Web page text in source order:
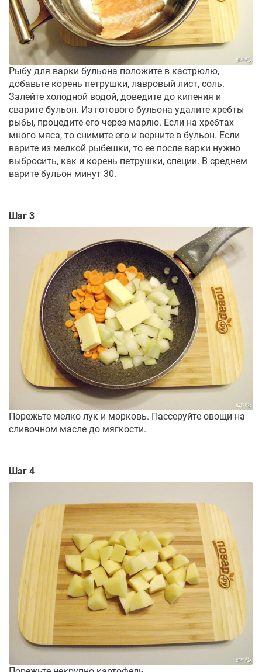
Рыбу для варки бульона положите в кастрюлю,
добавьте корень петрушки, лавровый лист, соль.
Залейте холодной водой, доведите до кипения и
сварите бульон. Из готового бульона удалите хребты
рыбы, процедите его через марлю. Если на хребтах
много мяса, то снимите его и верните в бульон. Если
варите из мелкой рыбешки, то ее после варки нужно
выбросить, как и корень петрушки, специи. В среднем
варите бульон минут 30.
Шаг 3
Порежьте мелко лук и морковь. Пассеруйте овощи на
сливочном масле до мягкости.
Шаг 4